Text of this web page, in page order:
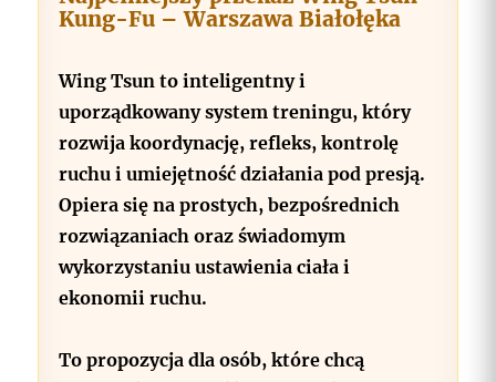
Kung-Fu – Warszawa Białołęka
Wing Tsun to inteligentny i
uporządkowany system treningu, który
rozwija koordynację, refleks, kontrolę
ruchu i umiejętność działania pod presją.
Opiera się na prostych, bezpośrednich
rozwiązaniach oraz świadomym
wykorzystaniu ustawienia ciała i
ekonomii ruchu.
To propozycja dla osób, które chcą